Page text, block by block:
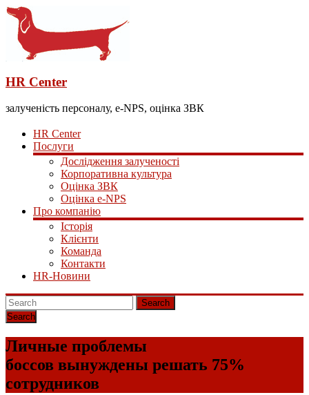
HR Center
залученість персоналу, e-NPS, оцінка ЗВК
HR Center
Послуги
Дослідження залученості
Корпоративна культура
Оцінка ЗВК
Оцінка e-NPS
Про компанію
Історія
Клієнти
Команда
Контакти
HR-Новини
Search
Личные проблемы
боссов вынуждены решать 75%
сотрудников